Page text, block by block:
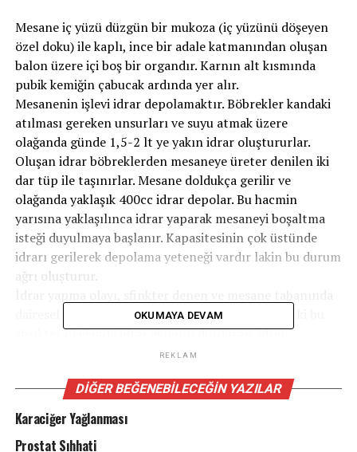
Mesane iç yüzü düzgün bir mukoza (iç yüzünü döşeyen
özel doku) ile kaplı, ince bir adale katmanından oluşan
balon üzere içi boş bir organdır. Karnın alt kısmında
pubik kemiğin çabucak ardında yer alır.
Mesanenin işlevi idrar depolamaktır. Böbrekler kandaki
atılması gereken unsurları ve suyu atmak üzere
olağanda günde 1,5-2 lt ye yakın idrar oluştururlar.
Oluşan idrar böbreklerden mesaneye üreter denilen iki
dar tüp ile taşınırlar. Mesane doldukça gerilir ve
olağanda yaklaşık 400cc idrar depolar. Bu hacmin
yarısına yaklaşılınca idrar yaparak mesaneyi boşaltma
isteği duyulmaya başlanır. Kapasitesinin çok üstünde
idrarı gerilerek depolama yeteneği vardır lakin bu durum
ağrı oluşturur.
dairesel yerleşen adale tarafından denetim edilir ki bu
sfirikter olağanda idrar akımını durduran, idrar
kaçmasını engelleyen bir yapıdır. Sfinkter, balonun
kaçırma engellenir. Sfinkteri gevşettiğimizde mesane
çıkımı açılır ve tıpkı vakitte mesane duvarındaki adale
kasılır ve idrarı dışarı iter. İdrarın tümü boşaldığında,
sfinkter yine kapanır ve mesane duvarındaki kas
OKUMAYA DEVAM
REKLAM
DIĞER BEĞENEBILECEĞIN YAZILAR
Karaciğer Yağlanması
Prostat Sıhhati